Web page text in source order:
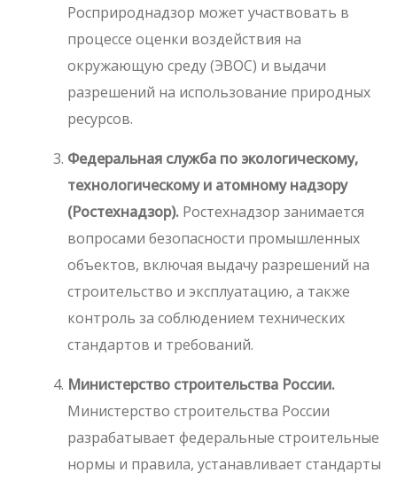
Росприроднадзор может участвовать в
процессе оценки воздействия на
окружающую среду (ЭВОС) и выдачи
разрешений на использование природных
ресурсов.
Федеральная служба по экологическому,
технологическому и атомному надзору
(Ростехнадзор). Ростехнадзор занимается
вопросами безопасности промышленных
объектов, включая выдачу разрешений на
строительство и эксплуатацию, а также
контроль за соблюдением технических
стандартов и требований.
Министерство строительства России.
Министерство строительства России
разрабатывает федеральные строительные
нормы и правила, устанавливает стандарты